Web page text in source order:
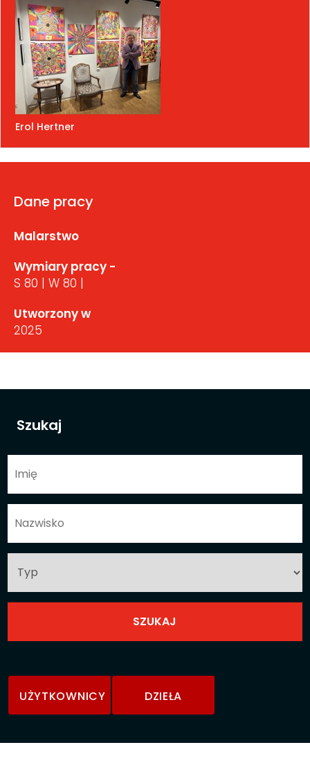
Szukaj
UŻYTKOWNICY DZIEŁA
Erol Hertner
Dane pracy
Malarstwo
Wymiary pracy -
S 80 | W 80 |
Utworzony w
2025